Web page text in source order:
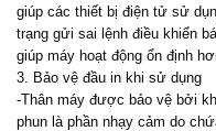
giúp các thiết bị điện tử sử
trạng gửi sai lệnh điều khiển
giúp máy hoạt động ổn định
3. Bảo vệ đầu in khi sử dụng
-Thân máy được bảo vệ bởi
phun là phần nhạy cảm do